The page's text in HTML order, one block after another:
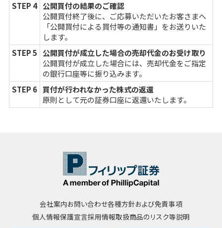
STEP 4 公開買付の結果のご確認
公開買付終了後に、ご応募いただいたお客さまへ
「公開買付による買付等の通知書」をお送りいた
します。
STEP 5
公開買付が成立した場合の売却代金のお受け取り
公開買付が成立した場合には、売却代金をご指定
の銀行口座等に振り込みます。
STEP 6 買付が行われなかった株式の返還
原則として元の証券口座に返還いたします。
会社案内お問い合わせ各種方針および免責事項
個人情報保護宣言採用情報取扱商品のリスク等説明